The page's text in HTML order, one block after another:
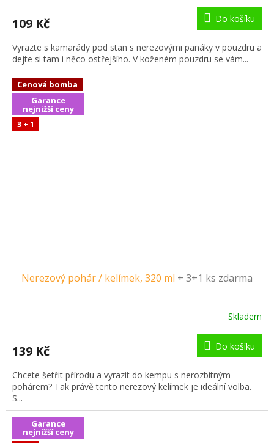
109 Kč Do košíku
Vyrazte s kamarády pod stan s nerezovými panáky v pouzdru a
dejte si tam i něco ostřejšího. V koženém pouzdru se vám...
Cenová bomba
Garance
nejnižší ceny
3 + 1
Nerezový pohár / kelímek, 320 ml + 3+1 ks zdarma
Skladem
139 Kč Do košíku
Chcete šetřit přírodu a vyrazit do kempu s nerozbitným
pohárem? Tak právě tento nerezový kelímek je ideální volba.
S...
Garance
nejnižší ceny